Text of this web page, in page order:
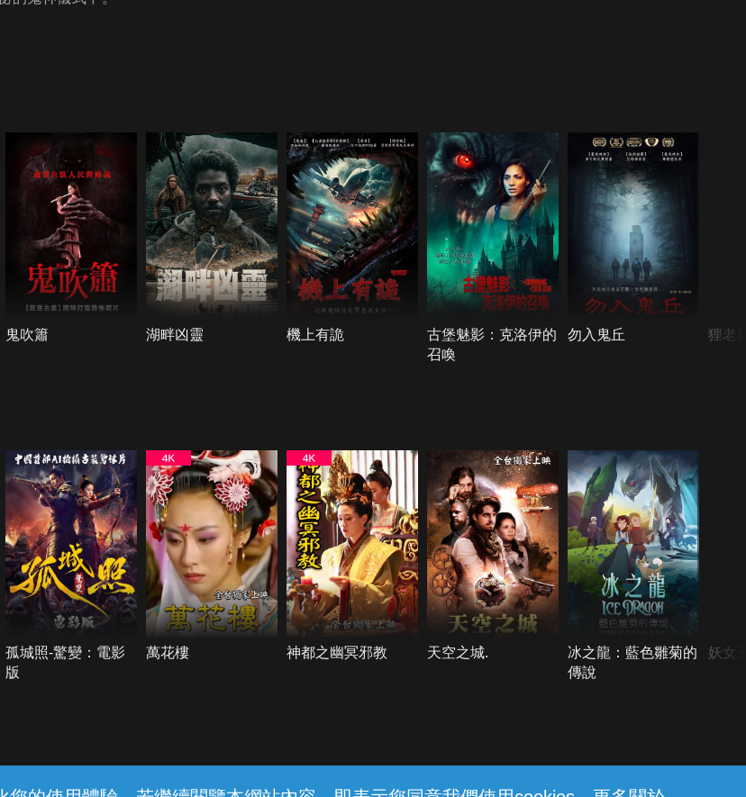
鬼吹簫 湖畔凶靈 機上有詭
古堡魅影：克洛伊的
召喚
勿入鬼丘 狸老
孤城照-驚變：電影
版
萬花樓 神都之幽冥邪教 天空之城.
冰之龍：藍色雛菊的
傳說
妖女
線上客服 服務條款 隱私權保護